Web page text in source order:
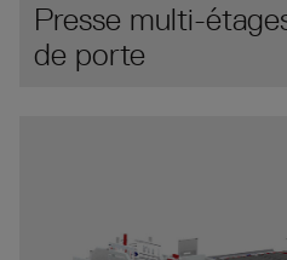
Presse multi-
de porte